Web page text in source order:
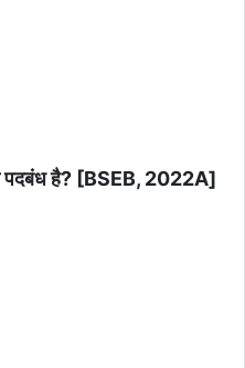
पदबंध है? [BSEB, 2022A]